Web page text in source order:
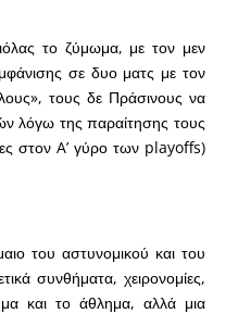
το ζύμωμα, με τον μεν
σε δυο ματς με τον
τους δε Πράσινους να
λόγω της παραίτησης τους
στον A’ γύρο των playoffs)
του αστυνομικού και του
συνθήματα, χειρονομίες,
και το άθλημα, αλλά μια